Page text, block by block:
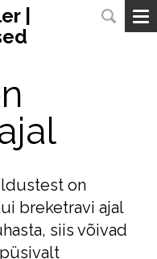
|
on
breketravi ajal
siis võivad